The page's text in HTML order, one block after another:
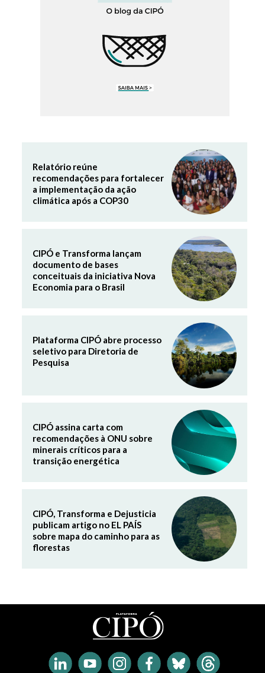
Relatório reúne
recomendações para fortalecer
a implementação da ação
climática após a COP30
CIPÓ e Transforma lançam
documento de bases
conceituais da iniciativa Nova
Economia para o Brasil
Plataforma CIPÓ abre processo
seletivo para Diretoria de
Pesquisa
CIPÓ assina carta com
recomendações à ONU sobre
minerais críticos para a
transição energética
CIPÓ, Transforma e Dejusticia
publicam artigo no EL PAÍS
sobre mapa do caminho para as
florestas